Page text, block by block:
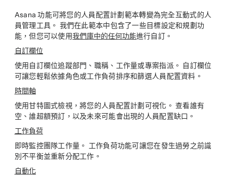
Asana 功能可將您的人員配置計劃範本轉變為完全互動式的人
員管理工具。 我們在此範本中包含了一些目標設定和規劃功
能，但您可以使用我們庫中的任何功能進行自訂。
自訂欄位
使用自訂欄位追蹤部門、職稱、工作量或專案指派。 自訂欄位
可讓您輕鬆依據角色或工作負荷排序和篩選人員配置資料。
時間軸
使用甘特圖式檢視，將您的人員配置計劃可視化。 查看誰有
空、誰超額預訂，以及未來可能會出現的人員配置缺口。
工作負荷
即時監控團隊工作量。 工作負荷功能可讓您在發生過勞之前識
別不平衡並重新分配工作。
自動化